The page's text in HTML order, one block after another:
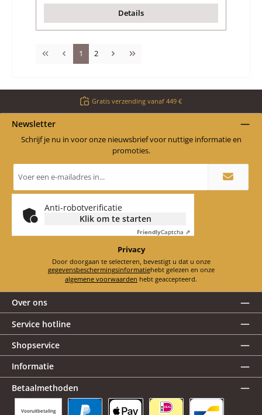
Details
Pagina
1 Pagina
2
Gratis verzending vanaf 449 €
Newsletter
Schrijf je nu in voor onze nieuwsbrief voor nuttige informatie en
promoties.
mailadres
Anti-robotverificatie
Klik om te starten
FriendlyCaptcha ⇗
Privacy
Door doorgaan te selecteren, bevestigt u dat u onze
gegevensbeschermingsinformatie
hebt gelezen en onze
algemene voorwaarden hebt geaccepteerd.
Over ons
Service hotline
Shopservice
Informatie
Betaalmethoden
Vooruitbetaling